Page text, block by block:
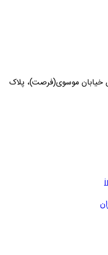
خیابان موسوی(فرصت)، پلاک